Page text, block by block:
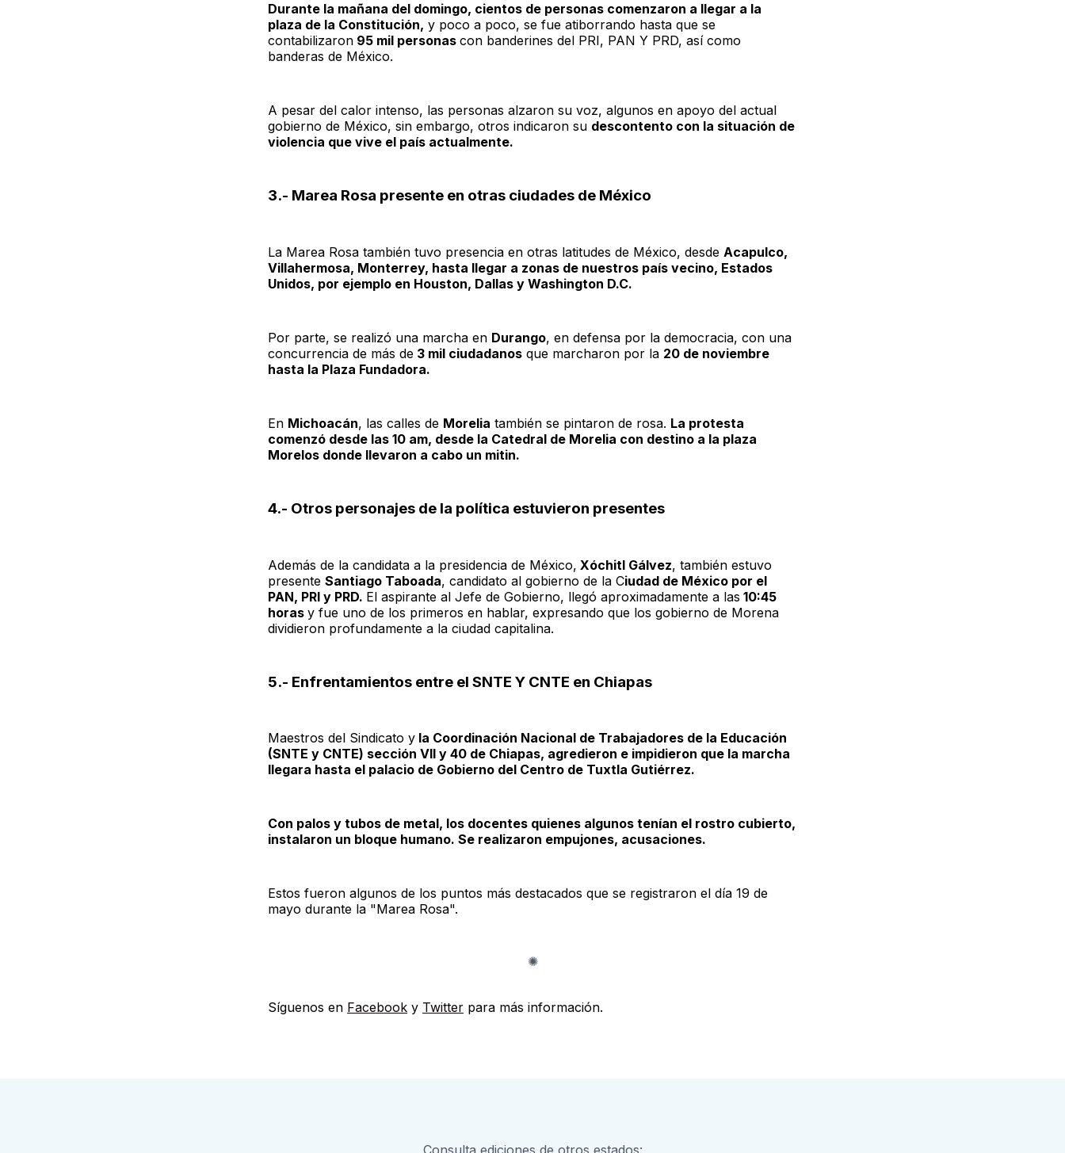
Durante la mañana del domingo, cientos de personas comenzaron a llegar a la
plaza de la Constitución, y poco a poco, se fue atiborrando hasta que se
contabilizaron 95 mil personas con banderines del PRI, PAN Y PRD, así como
banderas de México.
A pesar del calor intenso, las personas alzaron su voz, algunos en apoyo del actual
gobierno de México, sin embargo, otros indicaron su descontento con la situación de
violencia que vive el país actualmente.
3.- Marea Rosa presente en otras ciudades de México
La Marea Rosa también tuvo presencia en otras latitudes de México, desde Acapulco,
Villahermosa, Monterrey, hasta llegar a zonas de nuestros país vecino, Estados
Unidos, por ejemplo en Houston, Dallas y Washington D.C.
Por parte, se realizó una marcha en Durango, en defensa por la democracia, con una
concurrencia de más de 3 mil ciudadanos que marcharon por la 20 de noviembre
hasta la Plaza Fundadora.
En Michoacán, las calles de Morelia también se pintaron de rosa. La protesta
comenzó desde las 10 am, desde la Catedral de Morelia con destino a la plaza
Morelos donde llevaron a cabo un mitin.
4.- Otros personajes de la política estuvieron presentes
Además de la candidata a la presidencia de México, Xóchitl Gálvez, también estuvo
presente Santiago Taboada, candidato al gobierno de la Ciudad de México por el
PAN, PRI y PRD. El aspirante al Jefe de Gobierno, llegó aproximadamente a las 10:45
horas y fue uno de los primeros en hablar, expresando que los gobierno de Morena
dividieron profundamente a la ciudad capitalina.
5.- Enfrentamientos entre el SNTE Y CNTE en Chiapas
Maestros del Sindicato y la Coordinación Nacional de Trabajadores de la Educación
(SNTE y CNTE) sección VII y 40 de Chiapas, agredieron e impidieron que la marcha
llegara hasta el palacio de Gobierno del Centro de Tuxtla Gutiérrez.
Con palos y tubos de metal, los docentes quienes algunos tenían el rostro cubierto,
instalaron un bloque humano. Se realizaron empujones, acusaciones.
Estos fueron algunos de los puntos más destacados que se registraron el día 19 de
mayo durante la "Marea Rosa".
Síguenos en Facebook y Twitter para más información.